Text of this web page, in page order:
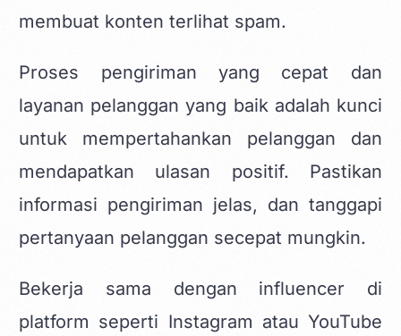
membuat konten terlihat spam.
Proses pengiriman yang cepat dan
layanan pelanggan yang baik adalah kunci
untuk mempertahankan pelanggan dan
mendapatkan ulasan positif. Pastikan
informasi pengiriman jelas, dan tanggapi
pertanyaan pelanggan secepat mungkin.
Bekerja sama dengan influencer di
platform seperti Instagram atau YouTube